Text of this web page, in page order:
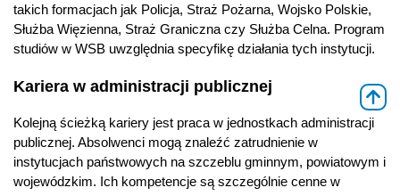
takich formacjach jak Policja, Straż Pożarna, Wojsko Polskie,
Służba Więzienna, Straż Graniczna czy Służba Celna. Program
studiów w WSB uwzględnia specyfikę działania tych instytucji.
Kariera w administracji publicznej
Kolejną ścieżką kariery jest praca w jednostkach administracji
publicznej. Absolwenci mogą znaleźć zatrudnienie w
instytucjach państwowych na szczeblu gminnym, powiatowym i
wojewódzkim. Ich kompetencje są szczególnie cenne w